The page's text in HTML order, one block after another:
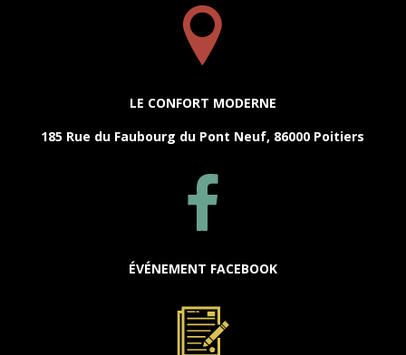
LE CONFORT MODERNE
185 Rue du Faubourg du Pont Neuf, 86000 Poitiers
ÉVÉNEMENT FACEBOOK